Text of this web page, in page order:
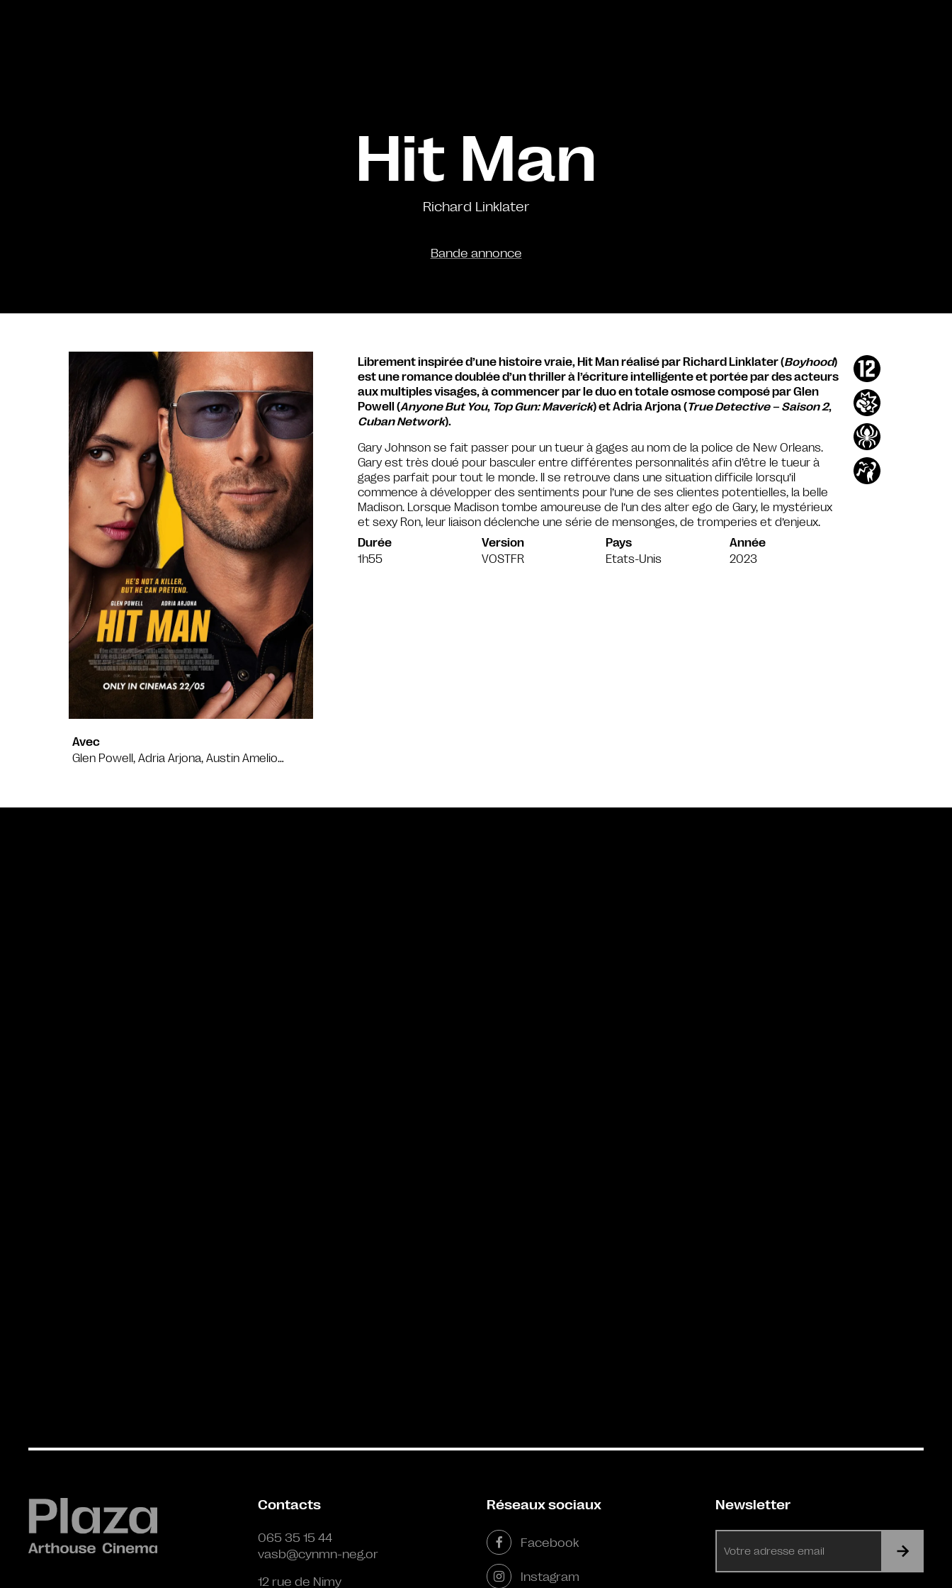
Hit Man
Richard Linklater
Bande annonce
Avec
Glen Powell, Adria Arjona, Austin Amelio…
Librement inspirée d’une histoire vraie, Hit Man réalisé par Richard Linklater (Boyhood)
est une romance doublée d’un thriller à l’écriture intelligente et portée par des acteurs
aux multiples visages, à commencer par le duo en totale osmose composé par Glen
Powell (Anyone But You, Top Gun: Maverick) et Adria Arjona (True Detective – Saison 2,
Cuban Network).
Gary Johnson se fait passer pour un tueur à gages au nom de la police de New Orleans.
Gary est très doué pour basculer entre différentes personnalités afin d’être le tueur à
gages parfait pour tout le monde. Il se retrouve dans une situation difficile lorsqu’il
commence à développer des sentiments pour l’une de ses clientes potentielles, la belle
Madison. Lorsque Madison tombe amoureuse de l’un des alter ego de Gary, le mystérieux
et sexy Ron, leur liaison déclenche une série de mensonges, de tromperies et d’enjeux.
Durée
1h55
Version
VOSTFR
Pays
Etats-Unis
Année
2023
Contacts
065 35 15 44
vasb@cynmn-neg.or
12 rue de Nimy
Réseaux sociaux
Facebook
Instagram
Newsletter
mail